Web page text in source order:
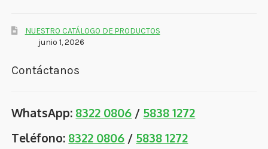
NUESTRO CATÁLOGO DE PRODUCTOS
junio 1, 2026
Contáctanos
WhatsApp: 8322 0806 / 5838 1272
Teléfono: 8322 0806 / 5838 1272